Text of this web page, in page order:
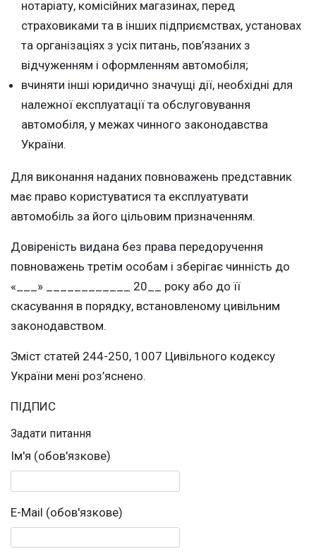
нотаріату, комісійних магазинах, перед
страховиками та в інших підприємствах, установах
та організаціях з усіх питань, пов’язаних з
відчуженням і оформленням автомобіля;
вчиняти інші юридично значущі дії, необхідні для
належної експлуатації та обслуговування
автомобіля, у межах чинного законодавства
України.
Для виконання наданих повноважень представник
має право користуватися та експлуатувати
автомобіль за його цільовим призначенням.
Довіреність видана без права передоручення
повноважень третім особам і зберігає чинність до
«___» ____________ 20__ року або до її
скасування в порядку, встановленому цивільним
законодавством.
Зміст статей 244-250, 1007 Цивільного кодексу
України мені роз’яснено.
ПІДПИС
Задати питання
Ім'я (обов'язкове)
E-Mail (обов'язкове)